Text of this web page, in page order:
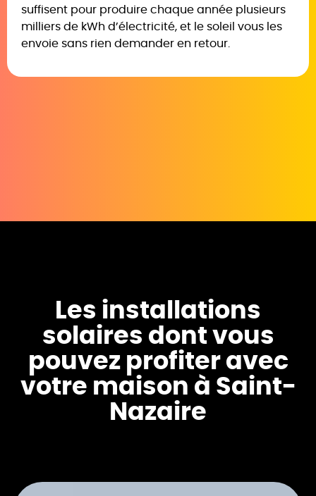
suffisent pour produire chaque année plusieurs
milliers de kWh d’électricité, et le soleil vous les
envoie sans rien demander en retour.
Les installations
solaires dont vous
pouvez profiter avec
votre maison à Saint-
Nazaire